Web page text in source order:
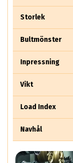
Storlek
Bultmönster
Inpressning
Vikt
Load Index
Navhål